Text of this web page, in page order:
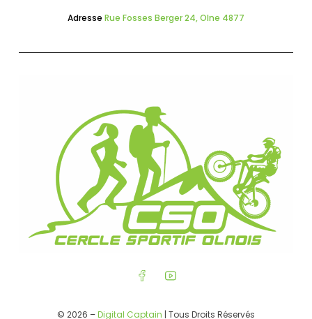
Adresse Rue Fosses Berger 24, Olne 4877
© 2026 –Digital Captain | Tous Droits Réservés